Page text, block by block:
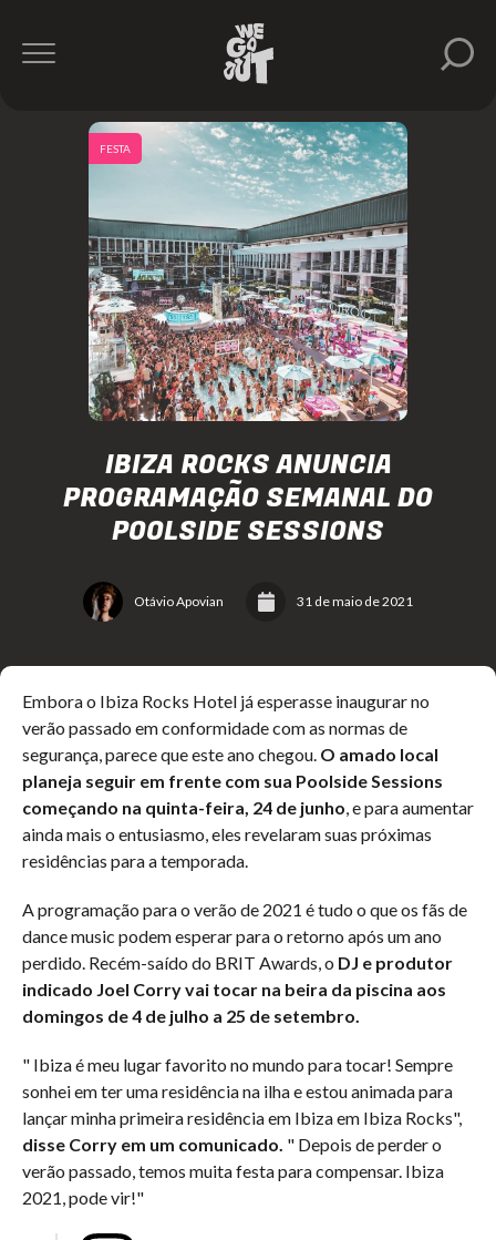
IBIZA ROCKS ANUNCIA
PROGRAMAÇÃO SEMANAL DO
POOLSIDE SESSIONS
Otávio Apovian 31 de maio de 2021
FESTA
Embora o Ibiza Rocks Hotel já esperasse inaugurar no
verão passado em conformidade com as normas de
segurança, parece que este ano chegou. O amado local
planeja seguir em frente com sua Poolside Sessions
começando na quinta-feira, 24 de junho, e para aumentar
ainda mais o entusiasmo, eles revelaram suas próximas
residências para a temporada.
A programação para o verão de 2021 é tudo o que os fãs de
dance music podem esperar para o retorno após um ano
perdido. Recém-saído do BRIT Awards, o DJ e produtor
indicado Joel Corry vai tocar na beira da piscina aos
domingos de 4 de julho a 25 de setembro.
" Ibiza é meu lugar favorito no mundo para tocar! Sempre
sonhei em ter uma residência na ilha e estou animada para
lançar minha primeira residência em Ibiza em Ibiza Rocks",
disse Corry em um comunicado. " Depois de perder o
verão passado, temos muita festa para compensar. Ibiza
2021, pode vir!"